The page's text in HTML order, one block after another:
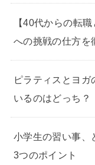
【40代からの転
への挑戦の仕方を
ピラティスとヨ
いるのはどっち？
小学生の習い事、
3つのポイント